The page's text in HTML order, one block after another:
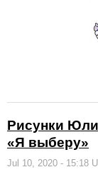
Рисунки
«Я выберу»
Jul 10, 2020 - 15:18